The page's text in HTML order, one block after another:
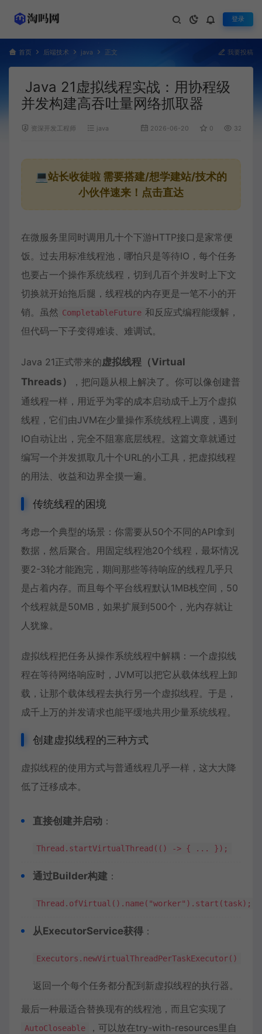
登录
首页 后端技术 java 正文 我要投稿
Java 21虚拟线程实战：用协程级
并发构建高吞吐量网络抓取器
资深开发工程师 java 2026-06-20 0 326
💻站长收徒啦 需要搭建/想学建站/技术的
小伙伴速来！点击直达
在微服务里同时调用几十个下游HTTP接口是家常便
饭。过去用标准线程池，哪怕只是等待IO，每个任务
也要占一个操作系统线程，切到几百个并发时上下文
切换就开始拖后腿，线程栈的内存更是一笔不小的开
销。虽然 CompletableFuture 和反应式编程能缓解，
但代码一下子变得难读、难调试。
Java 21正式带来的虚拟线程 （Virtual
Threads ）
，把问题从根上解决了。你可以像创建普
通线程一样，用近乎为零的成本启动成千上万个虚拟
线程，它们由JVM在少量操作系统线程上调度，遇到
IO自动让出，完全不阻塞底层线程。这篇文章就通过
编写一个并发抓取几十个URL的小工具，把虚拟线程
的用法、收益和边界全摸一遍。
传统线程的困境
考虑一个典型的场景：你需要从50个不同的API拿到
数据，然后聚合。用固定线程池20个线程，最坏情况
要2-3轮才能跑完，期间那些等待响应的线程几乎只
是占着内存。而且每个平台线程默认1MB栈空间，50
个线程就是50MB，如果扩展到500个，光内存就让
人犹豫。
虚拟线程把任务从操作系统线程中解耦：一个虚拟线
程在等待网络响应时，JVM可以把它从载体线程上卸
载，让那个载体线程去执行另一个虚拟线程。于是，
成千上万的并发请求也能平缓地共用少量系统线程。
创建虚拟线程的三种方式
虚拟线程的使用方式与普通线程几乎一样，这大大降
低了迁移成本。
直接创建并启动 ：
Thread.startVirtualThread(() -> { ... });
通过Builder构建 ：
Thread.ofVirtual().name("worker").start(task);
从ExecutorService获得 ：
Executors.newVirtualThreadPerTaskExecutor()
返回一个每个任务都分配到新虚拟线程的执行器。
最后一种最适合替换现有的线程池，而且它实现了
AutoCloseable
，可以放在try-with-resources里自